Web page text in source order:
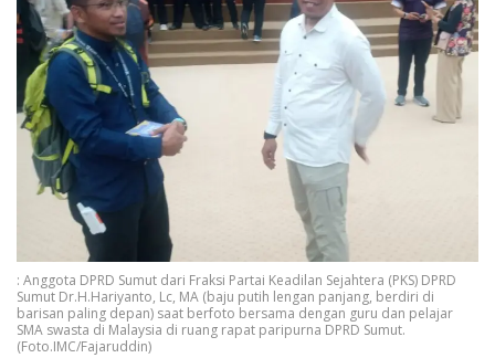
: Anggota DPRD Sumut dari Fraksi Partai Keadilan Sejahtera (PKS) DPRD
Sumut Dr.H.Hariyanto, Lc, MA (baju putih lengan panjang, berdiri di
barisan paling depan) saat berfoto bersama dengan guru dan pelajar
SMA swasta di Malaysia di ruang rapat paripurna DPRD Sumut.
(Foto.IMC/Fajaruddin)